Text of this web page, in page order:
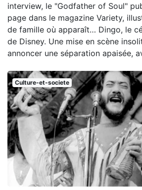
interview, le "Godfather of Soul"
page dans le magazine Variety,
de famille où apparaît… Dingo, le
de Disney. Une mise en scène
annoncer une séparation apaisée,
Culture-et-societe